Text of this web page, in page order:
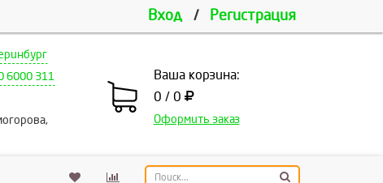
Вход / Регистрация
6000 311
Ваша корзина:
0 / 0
Оформить заказ